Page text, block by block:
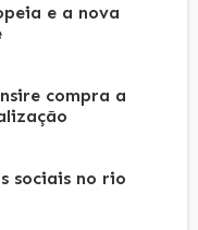
e a nova
compra a
sociais no rio